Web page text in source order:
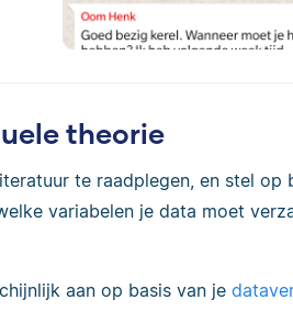
theorie
te raadplegen, en stel op
variabelen je data moet
aan op basis van je